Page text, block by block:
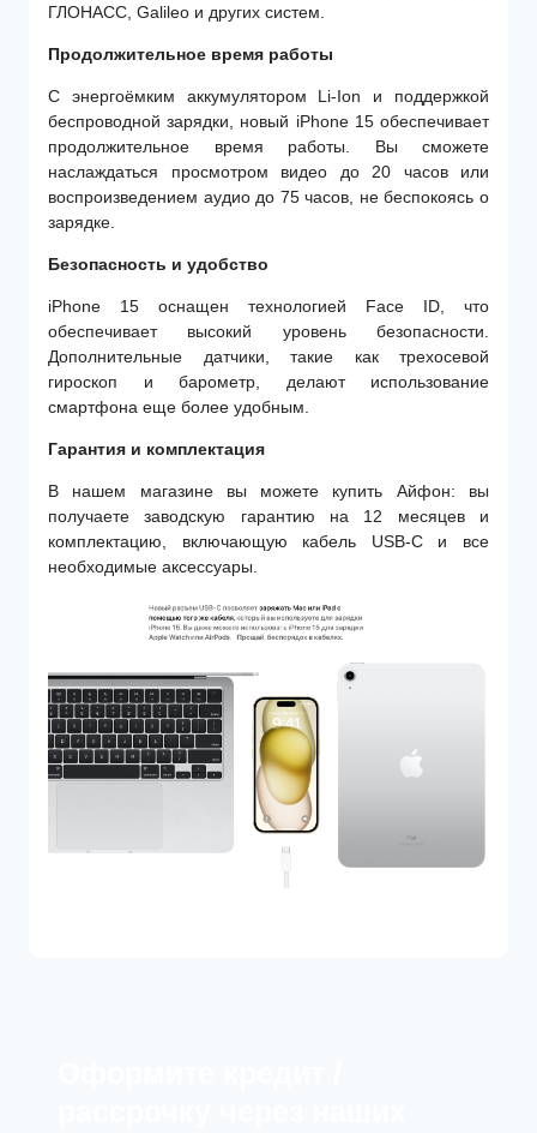
ГЛОНАСС, Galileo и других систем.
Продолжительное время работы
С энергоёмким аккумулятором Li-Ion и поддержкой
беспроводной зарядки, новый iPhone 15 обеспечивает
продолжительное время работы. Вы сможете
наслаждаться просмотром видео до 20 часов или
воспроизведением аудио до 75 часов, не беспокоясь о
зарядке.
Безопасность и удобство
iPhone 15 оснащен технологией Face ID, что
обеспечивает высокий уровень безопасности.
Дополнительные датчики, такие как трехосевой
гироскоп и барометр, делают использование
смартфона еще более удобным.
Гарантия и комплектация
В нашем магазине вы можете купить Айфон: вы
получаете заводскую гарантию на 12 месяцев и
комплектацию, включающую кабель USB-С и все
необходимые аксессуары.